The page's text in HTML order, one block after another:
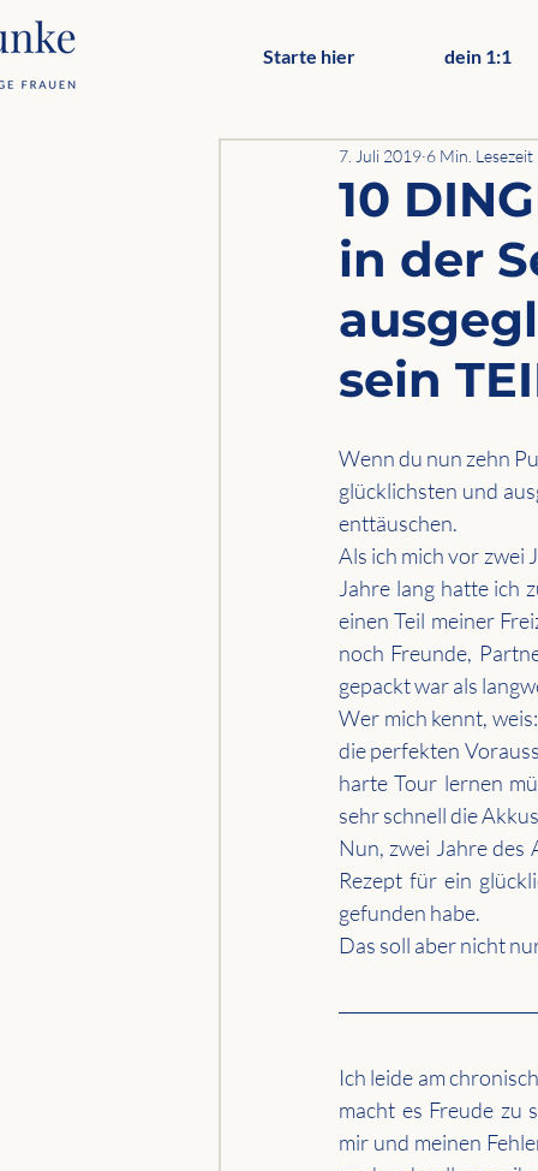
Starte hier dein 1:1
10
in der
sein
7. Juli 2019 6 Min. Lesezeit
Wenn du nun zehn
glücklichsten und
enttäuschen.
Als ich mich vor zwei
Jahre lang hatte ich
einen Teil meiner
noch Freunde,
gepackt war als
Wer mich kennt,
die perfekten
harte Tour lernen
sehr schnell die
Nun, zwei Jahre des
Rezept für ein
gefunden habe.
Das soll aber nicht
Ich leide am
macht es Freude zu
mir und meinen